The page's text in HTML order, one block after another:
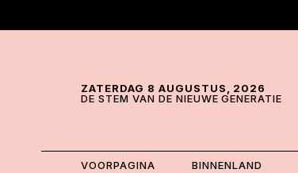
ZATERDAG 8 AUGUSTUS, 2026
DE STEM VAN DE NIEUWE GENERATIE
VOORPAGINA BINNENLAND